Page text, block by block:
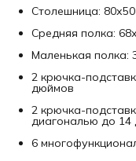
Столешница:
Средняя полка:
Маленькая полка:
2 крючка-
дюймов
2 крючка-
диагональю до 14
6